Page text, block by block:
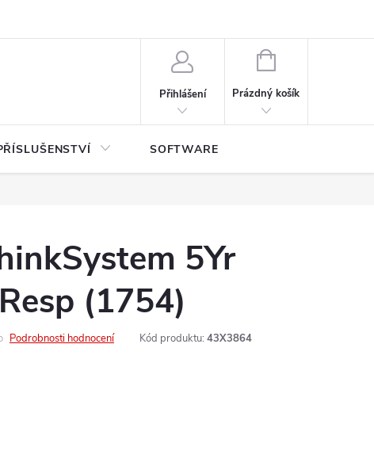
Přihlášení
NÁKUPNÍ
Prázdný košík
SOFTWARE
5Yr
(1754)
Podrobnosti hodnocení Kód produktu: 43X3864